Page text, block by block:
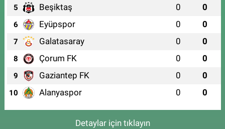
5 Beşiktaş 0 0
6 Eyüpspor 0 0
7 Galatasaray 0 0
8 Çorum FK 0 0
9 Gaziantep FK 0 0
10 Alanyaspor 0 0
Detaylar için tıklayın